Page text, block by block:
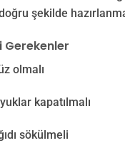
şekilde
Gerekenler
olmalı
kapatılmalı
sökülmeli